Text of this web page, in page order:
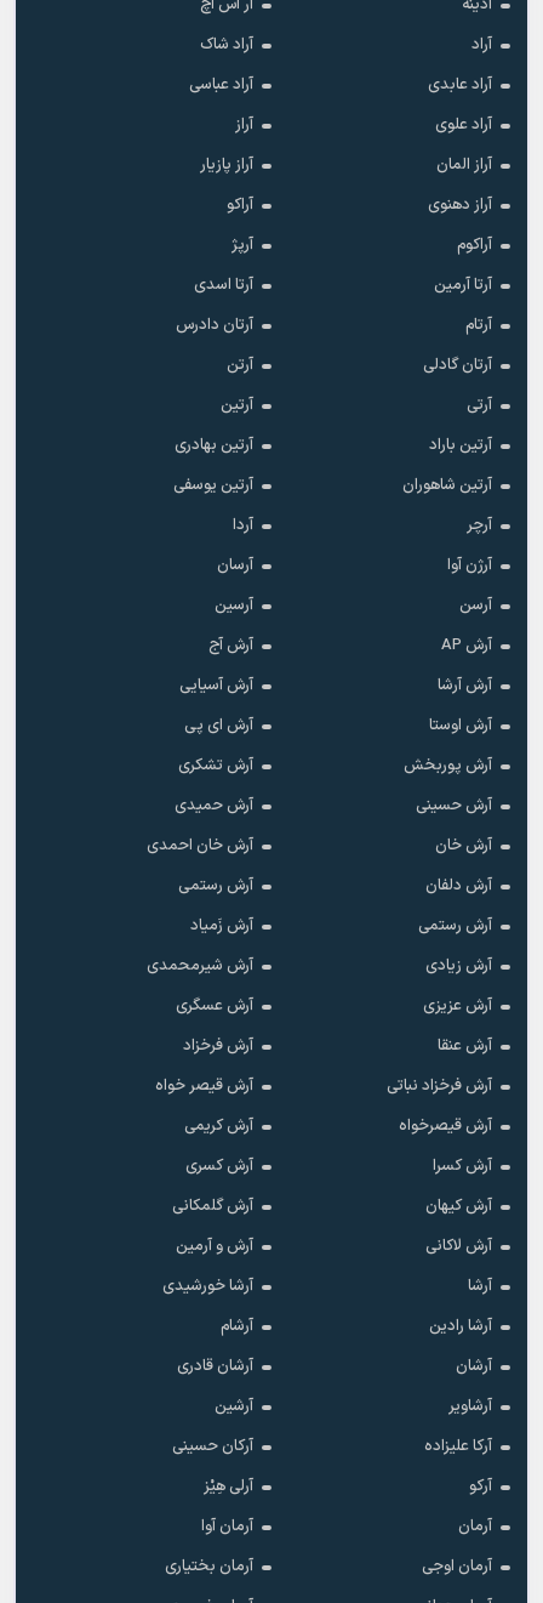
آدینه
آر اس اچ
آراد
آراد شاک
آراد عابدی
آراد عباسی
آراد علوی
آراز
آراز المان
آراز پازیار
آراز دهنوی
آراکو
آراکوم
آرپژ
آرتا آرمین
آرتا اسدی
آرتام
آرتان دادرس
آرتان گادلی
آرتن
آرتی
آرتین
آرتین باراد
آرتین بهادری
آرتین شاهوران
آرتین یوسفی
آرچر
آردا
آرژن آوا
آرسان
آرسن
آرسین
آرش AP
آرش آج
آرش آرشا
آرش آسیایی
آرش اوستا
آرش ای پی
آرش پوربخش
آرش تشکری
آرش حسینی
آرش حمیدی
آرش خان
آرش خان احمدی
آرش دلفان
آرش رستمى
آرش رستمی
آرش زَمیاد
آرش زیادی
آرش شیرمحمدی
آرش عزیزی
آرش عسگری
آرش عنقا
آرش فرخزاد
آرش فرخزاد نباتی
آرش قیصر خواه
آرش قیصرخواه
آرش کریمی
آرش کسرا
آرش کسری
آرش کیهان
آرش گلمکانی
آرش لاکانی
آرش و آرمین
آرشا
آرشا خورشیدی
آرشا رادین
آرشام
آرشان
آرشان قادری
آرشاویر
آرشین
آرکا علیزاده
آرکان حسینی
آرکو
آرلی هِیْز
آرمان
آرمان آوا
آرمان اوجی
آرمان بختیاری